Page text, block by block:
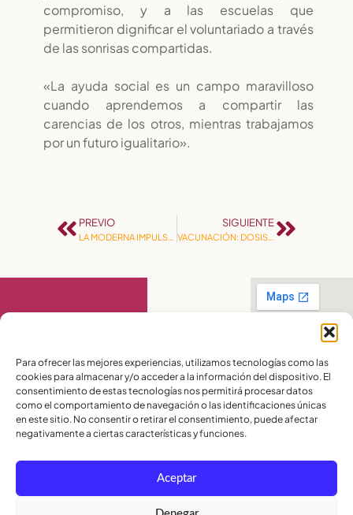
Para ofrecer las mejores experiencias, utilizamos tecnologías como las
cookies para almacenar y/o acceder a la información del dispositivo. El
consentimiento de estas tecnologías nos permitirá procesar datos
como el comportamiento de navegación o las identificaciones únicas
en este sitio. No consentir o retirar el consentimiento, puede afectar
negativamente a ciertas características y funciones.
Aceptar
compromiso, y a las escuelas que
permitieron dignificar el voluntariado a través
de las sonrisas compartidas.
«La ayuda social es un campo maravilloso
cuando aprendemos a compartir las
carencias de los otros, mientras trabajamos
por un futuro igualitario».
PREVIO SIGUIENTE
VACUNACIÓN: DOSIS DE REFUERZO
Contáctanos
PBX:(04) 372 5220
Celular:099 016
2715
Celular:098 580
2370
admisiones@lamoderna.edu.ec
Km 2,5 Vía a
Samborondón.